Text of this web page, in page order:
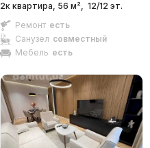
2к квартира, 56 м², 12/12 эт.
Ремонт есть
Санузел совместный
Мебель есть